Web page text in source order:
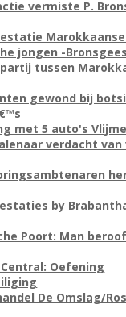
vermiste P.
jongen -
tussen
gewond bij
met 5 auto's
verdacht
by
Poort: Man
Oefening
De Omslag/